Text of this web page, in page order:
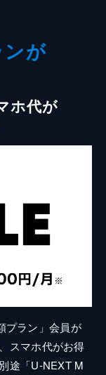
が
ホ代が
プラン」会員が
スマホ代がお得
途「U-NEXT M